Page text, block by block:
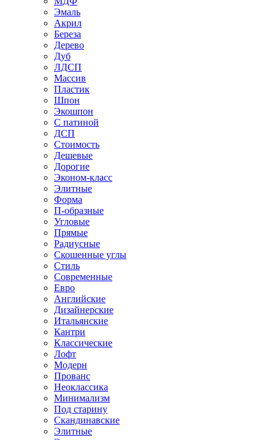
Эмаль
Акрил
Береза
Дерево
Дуб
ЛДСП
Массив
Пластик
Шпон
Экошпон
С патиной
ДСП
Стоимость
Дешевые
Дорогие
Эконом-класс
Элитные
Форма
П-образные
Угловые
Прямые
Радиусные
Скошенные углы
Стиль
Современные
Евро
Английские
Дизайнерские
Итальянские
Кантри
Классические
Лофт
Модерн
Прованс
Неоклассика
Минимализм
Под старину
Скандинавские
Элитные